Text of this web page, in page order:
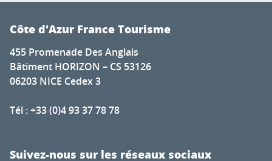
Côte d'Azur France Tourisme
455 Promenade Des Anglais
Bâtiment HORIZON – CS 53126
06203 NICE Cedex 3
Tél : +33 (0)4 93 37 78 78
Suivez-nous sur les réseaux sociaux